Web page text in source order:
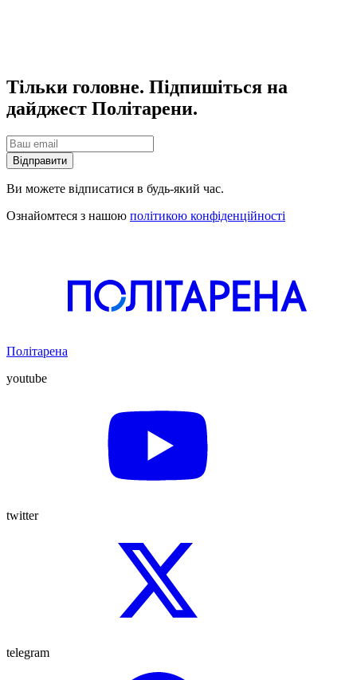
Тільки головне. Підпишіться на
дайджест Політарени.
Відправити
Ви можете відписатися в будь-який час.
Ознайомтеся з нашою політикою конфіденційності
Політарена
youtube
twitter
telegram